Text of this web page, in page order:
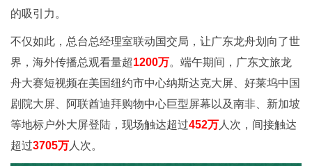
的吸引力。
不仅如此，总台总经理室联动国交局，让广东龙舟划向了世
界，海外传播总观看量超1200万。端午期间，广东文旅龙
舟大赛短视频在美国纽约市中心纳斯达克大屏、好莱坞中国
剧院大屏、阿联酋迪拜购物中心巨型屏幕以及南非、新加坡
等地标户外大屏登陆，现场触达超过452万 人次，间接触达
超过3705万 人次。